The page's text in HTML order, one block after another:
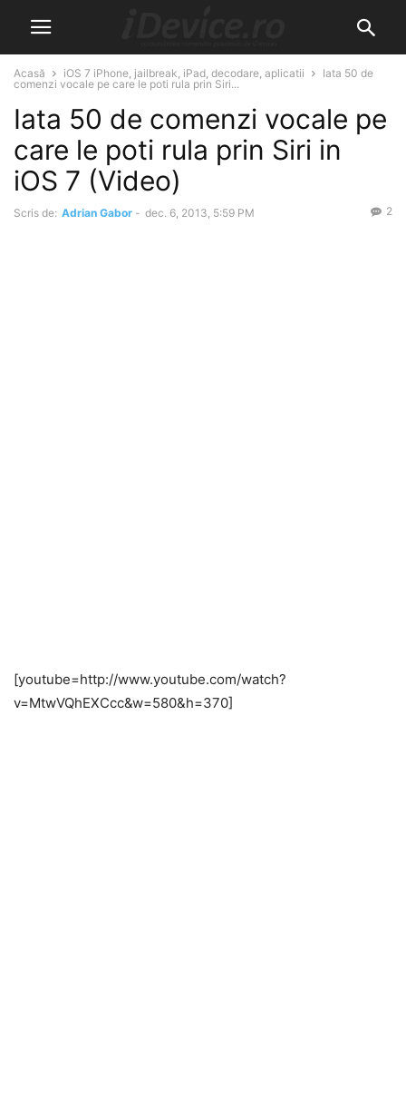
Acasă iOS 7 iPhone, jailbreak, iPad, decodare, aplicatii
Iata 50 de
comenzi vocale pe care le poti rula prin Siri...
Iata 50 de comenzi vocale pe
care le poti rula prin Siri in
iOS 7 (Video)
Scris de: Adrian Gabor - dec. 6, 2013, 5:59 PM 2
[youtube=http://www.youtube.com/watch?
v=MtwVQhEXCcc&w=580&h=370]